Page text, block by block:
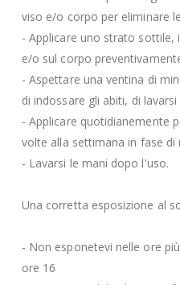
viso e/o corpo per eliminare
- Applicare uno strato sottile,
e/o sul corpo
- Aspettare una ventina di
di indossare gli abiti, di
- Applicare quotidianemente
volte alla settimana in fase di
- Lavarsi le mani dopo l'uso.
Una corretta esposizione al
- Non esponetevi nelle ore
ore 16